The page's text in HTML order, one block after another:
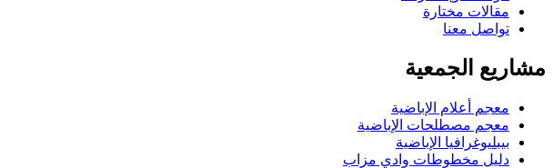
مقالات مختارة
تواصل معنا
مشاريع الجمعية
معجم أعلام الإباضية
معجم مصطلحات الإباضية
بيبليوغرافيا الإباضية
دليل مخطوطات وادي مزاب